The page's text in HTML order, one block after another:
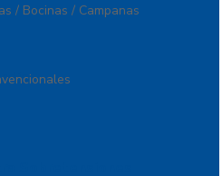
/ Bocinas / Campanas
Sobretensiones